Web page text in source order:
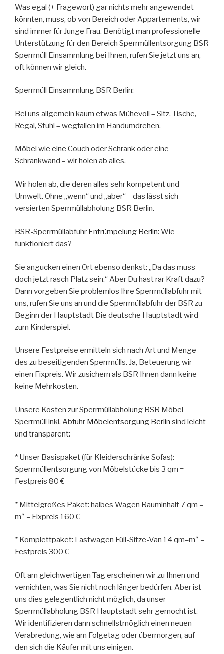
Was egal (+ Fragewort) gar nichts mehr angewendet
könnten, muss, ob von Bereich oder Appartements, wir
sind immer für Junge Frau. Benötigt man professionelle
Unterstützung für den Bereich Sperrmüllentsorgung BSR
Sperrmüll Einsammlung bei Ihnen, rufen Sie jetzt uns an,
oft können wir gleich.
Sperrmüll Einsammlung BSR Berlin:
Bei uns allgemein kaum etwas Mühevoll – Sitz, Tische,
Regal, Stuhl – wegfallen im Handumdrehen.
Möbel wie eine Couch oder Schrank oder eine
Schrankwand – wir holen ab alles.
Wir holen ab, die deren alles sehr kompetent und
Umwelt. Ohne „wenn“ und „aber“ – das lässt sich
versierten Sperrmüllabholung BSR Berlin.
BSR-Sperrmüllabfuhr Entrümpelung Berlin: Wie
funktioniert das?
Sie angucken einen Ort ebenso denkst: „Da das muss
doch jetzt rasch Platz sein.“ Aber Du hast rar Kraft dazu?
Dann vorgeben Sie problemlos Ihre Sperrmüllabfuhr mit
uns, rufen Sie uns an und die Sperrmüllabfuhr der BSR zu
Beginn der Hauptstadt Die deutsche Hauptstadt wird
zum Kinderspiel.
Unsere Festpreise ermitteln sich nach Art und Menge
des zu beseitigenden Sperrmülls. Ja, Beteuerung wir
einen Fixpreis. Wir zusichern als BSR Ihnen dann keine-
keine Mehrkosten.
Unsere Kosten zur Sperrmüllabholung BSR Möbel
Sperrmüll inkl. Abfuhr Möbelentsorgung Berlin sind leicht
und transparent:
* Unser Basispaket (für Kleiderschränke Sofas):
Sperrmüllentsorgung von Möbelstücke bis 3 qm =
Festpreis 80 €
* Mittelgroßes Paket: halbes Wagen Rauminhalt 7 qm =
m³ = Fixpreis 160 €
* Komplettpaket: Lastwagen Füll-Sitze-Van 14 qm=m³ =
Festpreis 300 €
Oft am gleichwertigen Tag erscheinen wir zu Ihnen und
vernichten, was Sie nicht noch länger bedürfen. Aber ist
uns dies gelegentlich nicht möglich, da unser
Sperrmüllabholung BSR Hauptstadt sehr gemocht ist.
Wir identifizieren dann schnellstmöglich einen neuen
Verabredung, wie am Folgetag oder übermorgen, auf
den sich die Käufer mit uns einigen.